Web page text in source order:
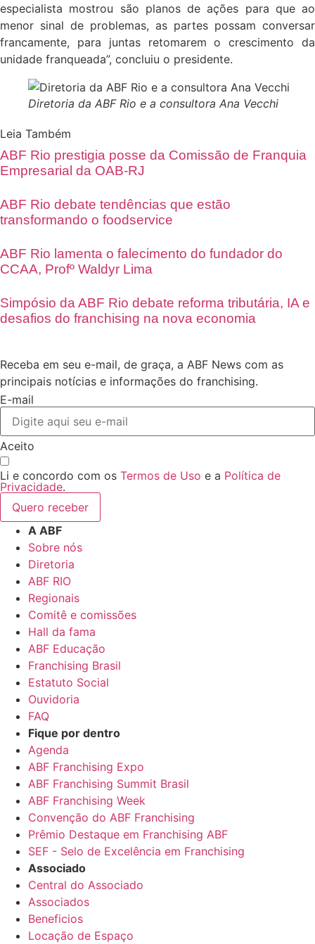
especialista mostrou são planos de ações para que ao
menor sinal de problemas, as partes possam conversar
francamente, para juntas retomarem o crescimento da
unidade franqueada”, concluiu o presidente.
Diretoria da ABF Rio e a consultora Ana Vecchi
Leia Também
ABF Rio prestigia posse da Comissão de Franquia
Empresarial da OAB-RJ
ABF Rio debate tendências que estão
transformando o foodservice
ABF Rio lamenta o falecimento do fundador do
CCAA, Profº Waldyr Lima
Simpósio da ABF Rio debate reforma tributária, IA e
desafios do franchising na nova economia
Receba em seu e-mail, de graça, a ABF News com as
principais notícias e informações do franchising.
E-mail
Aceito
Li e concordo com os Termos de Uso e a Política de
Privacidade.
Quero receber
A ABF
Sobre nós
Diretoria
ABF RIO
Regionais
Comitê e comissões
Hall da fama
ABF Educação
Franchising Brasil
Estatuto Social
Ouvidoria
FAQ
Fique por dentro
Agenda
ABF Franchising Expo
ABF Franchising Summit Brasil
ABF Franchising Week
Convenção do ABF Franchising
Prêmio Destaque em Franchising ABF
SEF - Selo de Excelência em Franchising
Associado
Central do Associado
Associados
Beneficios
Locação de Espaço